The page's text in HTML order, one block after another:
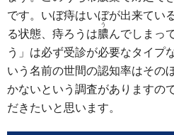
です。いぼ痔はいぼが出来てい
る状態、痔ろうは膿
う
んでしまっ
う」は必ず受診が必要なタイプ
いう名前の世間の認知率はその
かないという調査がありますの
だきたいと思います。